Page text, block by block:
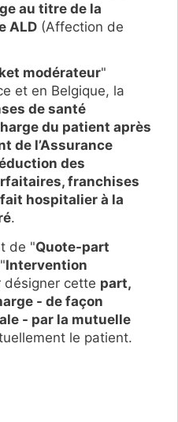
au titre de la
ALD (Affection de
modérateur"
et en Belgique, la
de santé
du patient après
de l’Assurance
des
franchises
hospitalier à la
.
de "Quote-part
Intervention
désigner cette part,
- de façon
- par la mutuelle
le patient.